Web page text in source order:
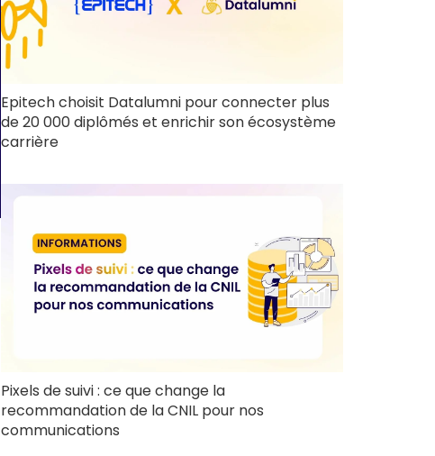
Epitech choisit Datalumni pour connecter plus
de 20 000 diplômés et enrichir son écosystème
carrière
Pixels de suivi : ce que change la
recommandation de la CNIL pour nos
communications